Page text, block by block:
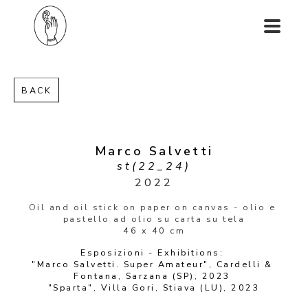
BACK
Marco Salvetti
st(22_24)
2022
Oil and oil stick on paper on canvas - olio e
pastello ad olio su carta su tela
46 x 40 cm
Esposizioni - Exhibitions:
"Marco Salvetti. Super Amateur", Cardelli &
Fontana, Sarzana (SP), 2023
"Sparta", Villa Gori, Stiava (LU), 2023